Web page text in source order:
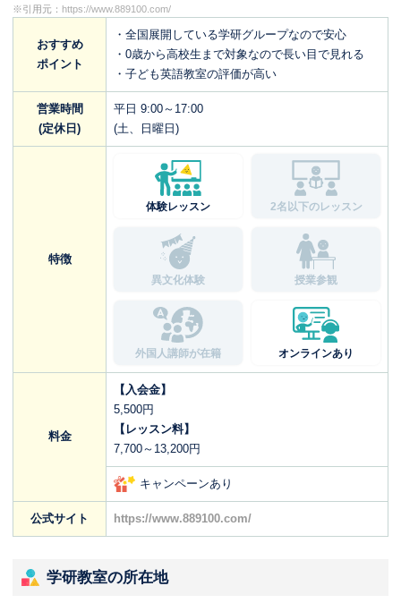
※引用元： https://www.889100.com/
おすすめ
ポイント
・全国展開している学研グループなので安心
・0歳から高校生まで対象なので長い目で見れる
・子ども英語教室の評価が高い
営業時間
(定休日)
平日 9:00～17:00
(土、日曜日)
特徴
体験レッスン 2名以下のレッスン
異文化体験 授業参観
外国人講師が在籍 オンラインあり
料金
【入会金】
5,500円
【レッスン料】
7,700～13,200円
キャンペーンあり
公式サイト https://www.889100.com/
学研教室の所在地